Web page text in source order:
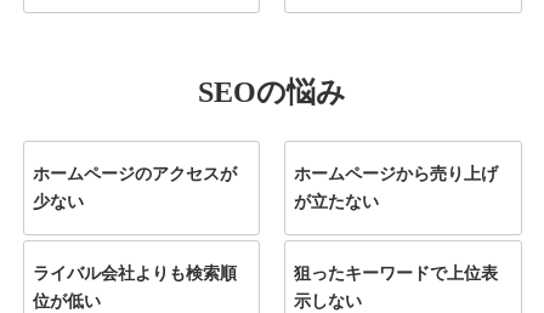
SEOの悩み
ホームページのアクセスが
少ない
ホームページから売り上げ
が立たない
ライバル会社よりも検索順
位が低い
狙ったキーワードで上位表
示しない